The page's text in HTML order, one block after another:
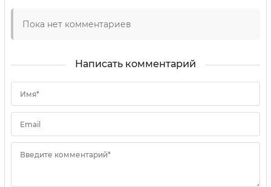
Пока нет комментариев
Написать комментарий
Имя*
Email
Введите комментарий*